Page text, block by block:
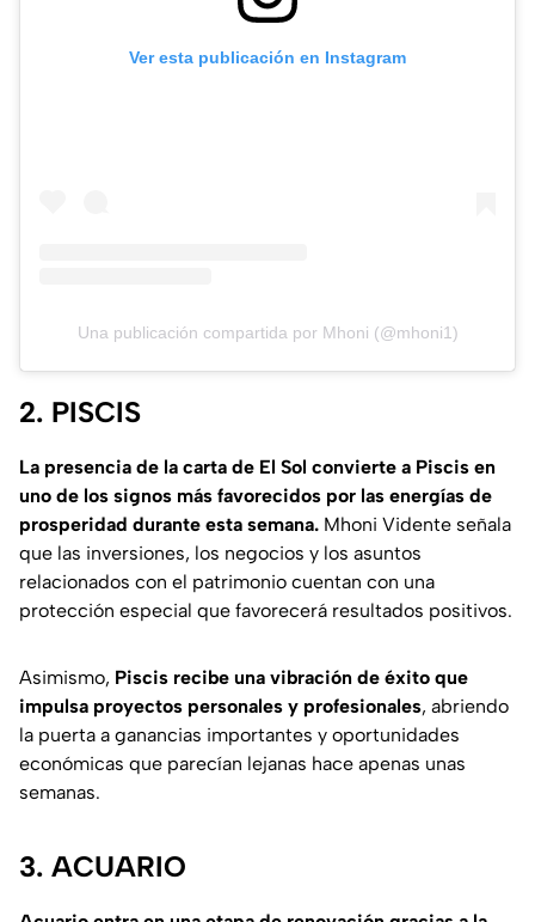
Ver esta publicación en Instagram
Una publicación compartida por Mhoni (@mhoni1)
2. PISCIS
La presencia de la carta de El Sol convierte a Piscis en
uno de los signos más favorecidos por las energías de
prosperidad durante esta semana. Mhoni Vidente señala
que las inversiones, los negocios y los asuntos
relacionados con el patrimonio cuentan con una
protección especial que favorecerá resultados positivos.
Asimismo, Piscis recibe una vibración de éxito que
impulsa proyectos personales y profesionales, abriendo
la puerta a ganancias importantes y oportunidades
económicas que parecían lejanas hace apenas unas
semanas.
3. ACUARIO